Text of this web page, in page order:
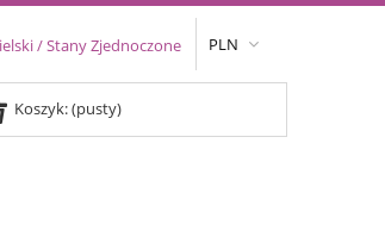
PLN
Koszyk:(pusty)